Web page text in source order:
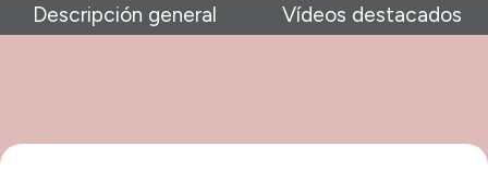
Descripción general Vídeos destacados